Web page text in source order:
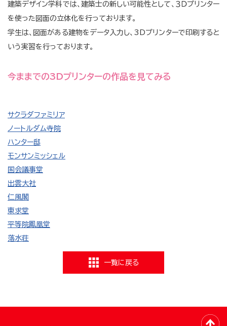
建築デザイン学科では、建築士の新しい可能性として、３Ｄプリンター
を使った図面の立体化を行っております。
学生は、図面がある建物をデータ入力し、3Dプリンターで印刷すると
いう実習を行っております。
今ままでの3Dプリンターの作品を見てみる
サクラダファミリア
ノートルダム寺院
ハンター邸
モンサンミッシェル
国会議事堂
出雲大社
仁風閣
東求堂
平等院鳳凰堂
落水荘
一覧に戻る